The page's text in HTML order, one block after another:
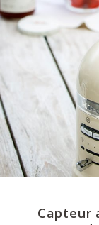
Capteur